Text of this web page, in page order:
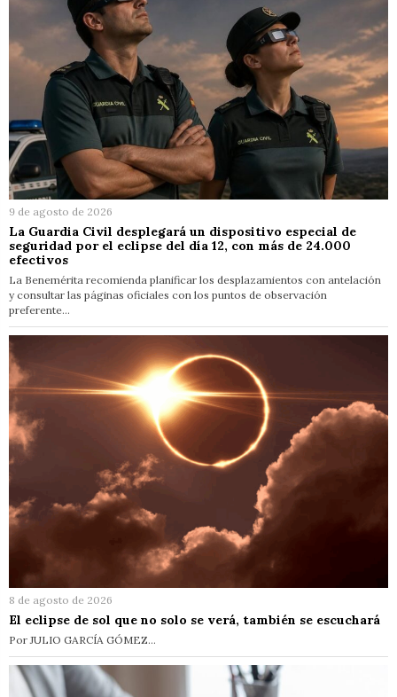
9 de agosto de 2026
La Guardia Civil desplegará un dispositivo especial de
seguridad por el eclipse del día 12, con más de 24.000
efectivos
La Benemérita recomienda planificar los desplazamientos con antelación
y consultar las páginas oficiales con los puntos de observación
preferente…
8 de agosto de 2026
El eclipse de sol que no solo se verá, también se escuchará
Por JULIO GARCÍA GÓMEZ…